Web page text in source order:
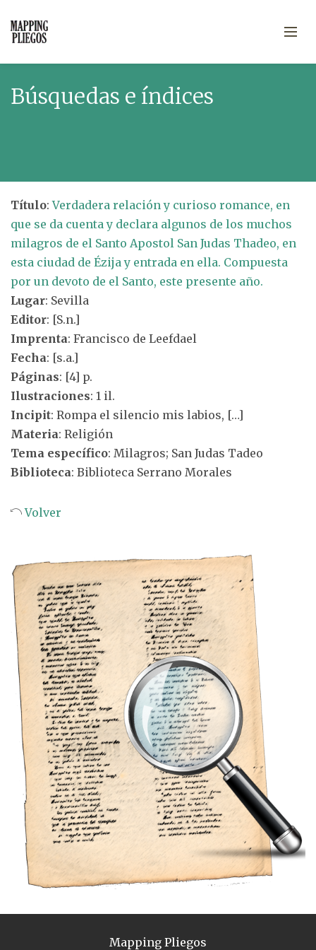
Búsquedas e índices
Título:Verdadera relación y curioso romance, en
que se da cuenta y declara algunos de los muchos
milagros de el Santo Apostol San Judas Thadeo, en
esta ciudad de Ézija y entrada en ella. Compuesta
por un devoto de el Santo, este presente año.
Lugar: Sevilla
Editor: [S.n.]
Imprenta: Francisco de Leefdael
Fecha: [s.a.]
Páginas: [4] p.
Ilustraciones: 1 il.
Incipit: Rompa el silencio mis labios, […]
Materia: Religión
Tema específico: Milagros; San Judas Tadeo
Biblioteca: Biblioteca Serrano Morales
Volver
Mapping Pliegos